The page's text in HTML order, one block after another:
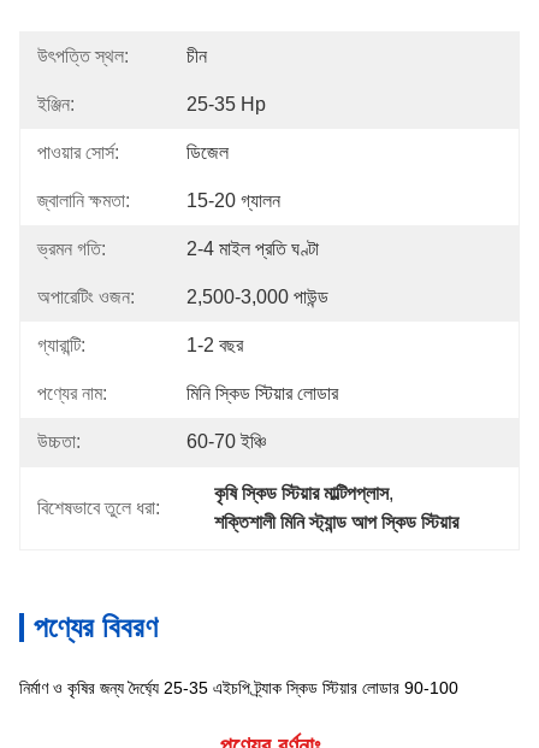
উৎপত্তি স্থল: চীন
ইঞ্জিন: 25-35 Hp
পাওয়ার সোর্স: ডিজেল
জ্বালানি ক্ষমতা: 15-20 গ্যালন
ভ্রমন গতি: 2-4 মাইল প্রতি ঘণ্টা
অপারেটিং ওজন: 2,500-3,000 পাউন্ড
গ্যারান্টি: 1-2 বছর
পণ্যের নাম: মিনি স্কিড স্টিয়ার লোডার
উচ্চতা: 60-70 ইঞ্চি
বিশেষভাবে তুলে ধরা:
কৃষি স্কিড স্টিয়ার মাল্টিপপ্লাস,
শক্তিশালী মিনি স্ট্যান্ড আপ স্কিড স্টিয়ার
পণ্যের বিবরণ
নির্মাণ ও কৃষির জন্য দৈর্ঘ্যে 25-35 এইচপি ট্র্যাক স্কিড স্টিয়ার লোডার 90-100